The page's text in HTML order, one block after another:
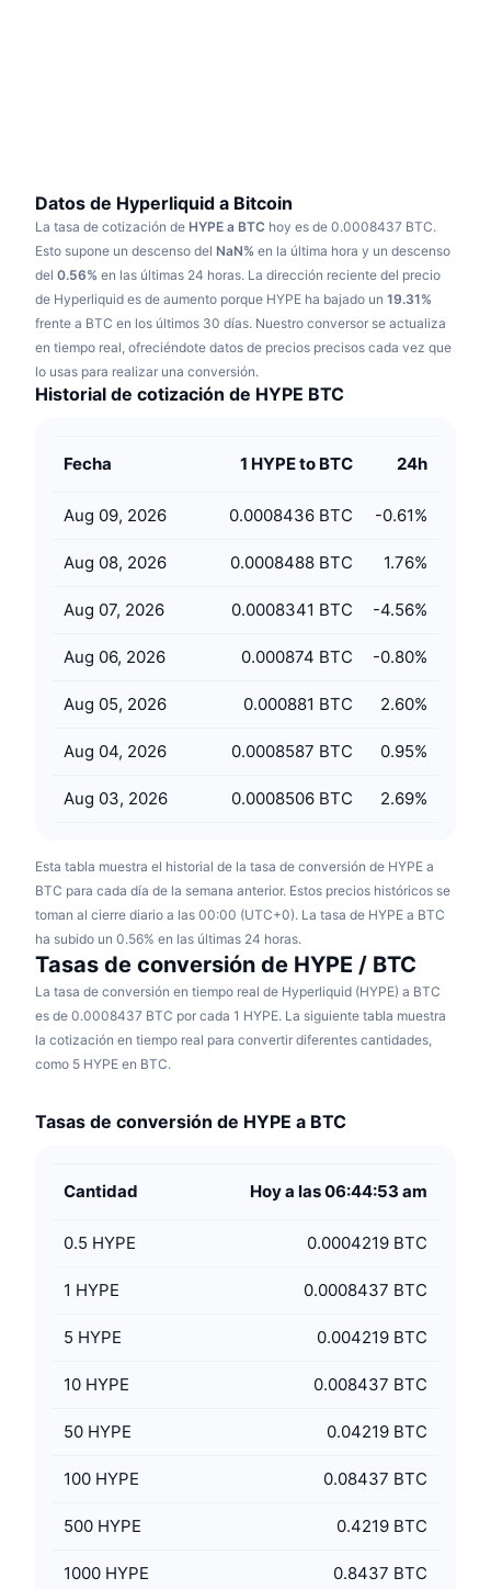
Deportes
Finanzas
NFT
Estadísticas generales de NFT
Próximas ventas
RSI
MACD
Derivados
Liquidaciones
Tasas de financiación
Investigación
Vídeos
Glosario
Campañas
Recompensas de diamante
Aprende y Gana
Calendario de ICO
Calendario de eventos
Datos de Hyperliquid a Bitcoin
La tasa de cotización de HYPE a BTC hoy es de 0.0008437 BTC.
Esto supone un descenso del NaN% en la última hora y un descenso
del 0.56% en las últimas 24 horas. La dirección reciente del precio
de Hyperliquid es de aumento porque HYPE ha bajado un 19.31%
frente a BTC en los últimos 30 días. Nuestro conversor se actualiza
en tiempo real, ofreciéndote datos de precios precisos cada vez que
lo usas para realizar una conversión.
Historial de cotización de HYPE BTC
Fecha 1 HYPE to BTC 24h
Aug 09, 2026 0.0008436 BTC -0.61%
Aug 08, 2026 0.0008488 BTC 1.76%
Aug 07, 2026 0.0008341 BTC -4.56%
Aug 06, 2026 0.000874 BTC -0.80%
Aug 05, 2026 0.000881 BTC 2.60%
Aug 04, 2026 0.0008587 BTC 0.95%
Aug 03, 2026 0.0008506 BTC 2.69%
Esta tabla muestra el historial de la tasa de conversión de HYPE a
BTC para cada día de la semana anterior. Estos precios históricos se
toman al cierre diario a las 00:00 (UTC+0). La tasa de HYPE a BTC
ha subido un 0.56% en las últimas 24 horas.
Tasas de conversión de HYPE / BTC
La tasa de conversión en tiempo real de Hyperliquid (HYPE) a BTC
es de 0.0008437 BTC por cada 1 HYPE. La siguiente tabla muestra
la cotización en tiempo real para convertir diferentes cantidades,
como 5 HYPE en BTC.
Tasas de conversión de HYPE a BTC
Cantidad Hoy a las 06:44:53 am
0.5 HYPE 0.0004219 BTC
1 HYPE 0.0008437 BTC
5 HYPE 0.004219 BTC
10 HYPE 0.008437 BTC
50 HYPE 0.04219 BTC
100 HYPE 0.08437 BTC
500 HYPE 0.4219 BTC
1000 HYPE 0.8437 BTC